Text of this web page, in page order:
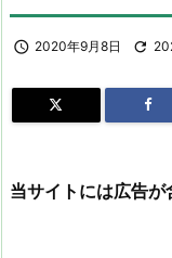
 2020年9月8日 
当サイトには広告が